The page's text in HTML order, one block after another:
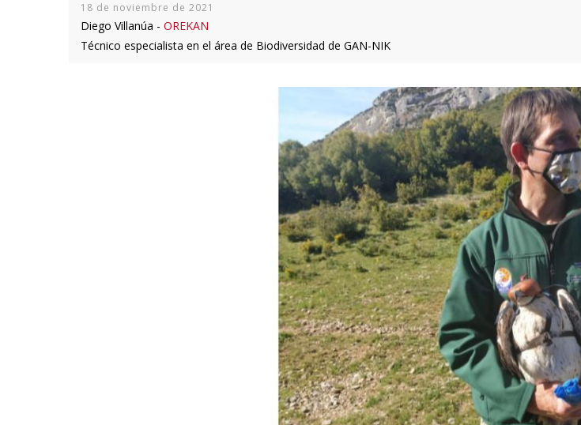
18 de noviembre de 2021
Diego Villanúa - OREKAN
Técnico especialista en el área de Biodiversidad de GAN-NIK